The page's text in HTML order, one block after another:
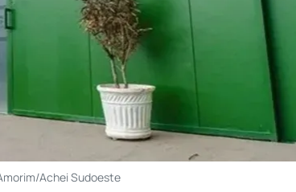
Achei Sudoeste